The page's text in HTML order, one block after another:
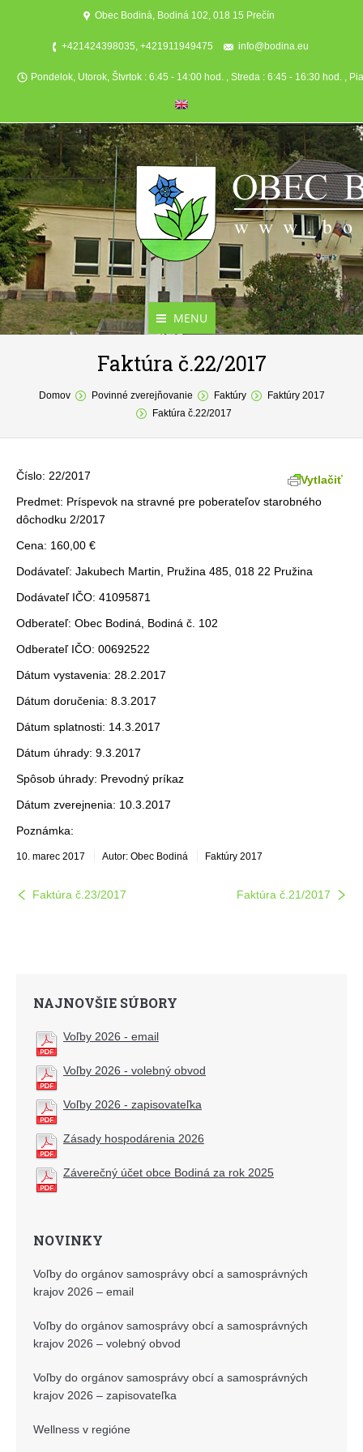
Obec Bodiná, Bodiná 102, 018 15 Prečín
+421424398035, +421911949475 info@bodina.eu
Pondelok, Utorok, Štvrtok : 6:45 - 14:00 hod. , Streda : 6:45 - 16:30 hod. ,
MENU
Aktuality
O obci
Formuláre
Faktúra č.22/2017
You are here:
Domov Povinné zverejňovanie Faktúry
Faktúry 2017
Faktúra č.22/2017
Vytlačiť
Číslo: 22/2017
Predmet: Príspevok na stravné pre poberateľov starobného
dôchodku 2/2017
Cena: 160,00 €
Dodávateľ: Jakubech Martin, Pružina 485, 018 22 Pružina
Dodávateľ IČO: 41095871
Odberateľ: Obec Bodiná, Bodiná č. 102
Odberateľ IČO: 00692522
Dátum vystavenia: 28.2.2017
Dátum doručenia: 8.3.2017
Dátum splatnosti: 14.3.2017
Dátum úhrady: 9.3.2017
Spôsob úhrady: Prevodný príkaz
Dátum zverejnenia: 10.3.2017
Poznámka:
10. marec 2017 Autor: Obec Bodiná Faktúry 2017
Faktúra č.23/2017 Faktúra č.21/2017
NAJNOVŠIE SÚBORY
Voľby 2026 - email
Voľby 2026 - volebný obvod
Voľby 2026 - zapisovateľka
Zásady hospodárenia 2026
Záverečný účet obce Bodiná za rok 2025
NOVINKY
Voľby do orgánov samosprávy obcí a samosprávných
krajov 2026 – email
Voľby do orgánov samosprávy obcí a samosprávných
krajov 2026 – volebný obvod
Voľby do orgánov samosprávy obcí a samosprávných
krajov 2026 – zapisovateľka
Wellness v regióne